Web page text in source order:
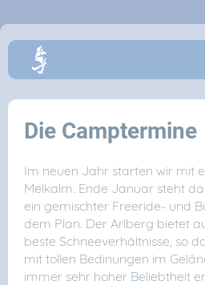
Die Camptermine
Im neuen Jahr starten wir mit
Melkalm. Ende Januar steht
ein gemischter Freeride- und
dem Plan. Der Arlberg bietet
beste Schneeverhältnisse, so
mit tollen Bedinungen im
immer sehr hoher Beliebtheit